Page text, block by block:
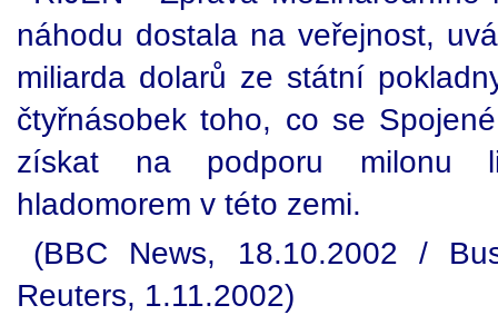
náhodu dostala na veřejnost,
miliarda dolarů ze státní
čtyřnásobek toho, co se
získat na podporu milonu
hladomorem v této zemi.
(BBC News, 18.10.2002 /
Reuters, 1.11.2002)